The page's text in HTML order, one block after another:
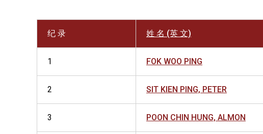
纪 录 姓 名 (英 文)
1 FOK WOO PING
2 SIT KIEN PING, PETER
3 POON CHIN HUNG, ALMON